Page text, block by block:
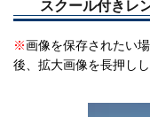
スクール付きレ
※画像を保存されたい
後、拡大画像を長押し